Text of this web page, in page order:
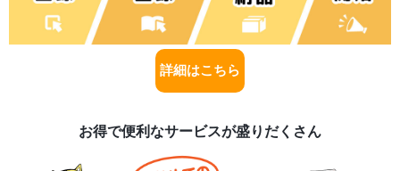
詳細はこちら
お得で便利なサービスが盛りだくさん